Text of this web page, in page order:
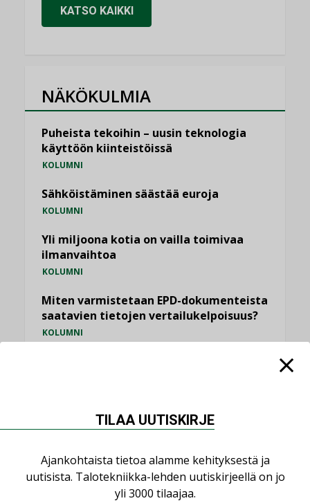
KATSO KAIKKI
NÄKÖKULMIA
Puheista tekoihin – uusin teknologia
käyttöön kiinteistöissä
KOLUMNI
Sähköistäminen säästää euroja
KOLUMNI
Yli miljoona kotia on vailla toimivaa
ilmanvaihtoa
KOLUMNI
Miten varmistetaan EPD-dokumenteista
saatavien tietojen vertailukelpoisuus?
KOLUMNI
TILAA UUTISKIRJE
Ajankohtaista tietoa alamme kehityksestä ja
uutisista. Talotekniikka-lehden uutiskirjeellä on jo
yli 3000 tilaajaa.